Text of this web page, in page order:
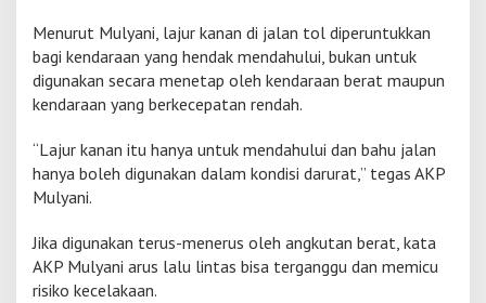
r
K
a
n
a
Menurut Mulyani, lajur kanan di jalan tol diperuntukkan
bagi kendaraan yang hendak mendahului, bukan untuk
digunakan secara menetap oleh kendaraan berat maupun
kendaraan yang berkecepatan rendah.
“Lajur kanan itu hanya untuk mendahului dan bahu jalan
hanya boleh digunakan dalam kondisi darurat,” tegas AKP
Mulyani.
Jika digunakan terus-menerus oleh angkutan berat, kata
AKP Mulyani arus lalu lintas bisa terganggu dan memicu
risiko kecelakaan.